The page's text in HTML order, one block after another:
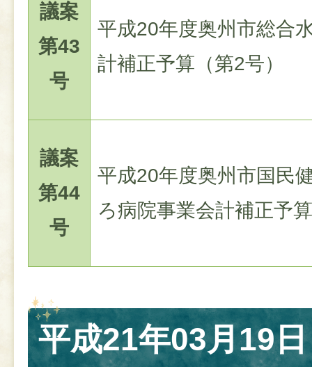
議案
第43
号
平成20年度奥州市総合
計補正予算（第2号）
議案
第44
号
平成20年度奥州市国民
ろ病院事業会計補正予
平成21年03月19日